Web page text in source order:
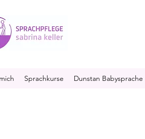
Sprachkurse Dunstan Babysprache